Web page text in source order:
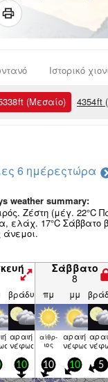
Ιστορικό
ft (Μεσαίο) 4354ft
6 ημέρεςτώρα
weather summary:
Ζέστη (μέγ. 22°C
ελάχ. 17°C Σάββατο
άνεμοι.
Σάββατο
8
βράδυ πμ μμ
αραιή
νέφωση
αίθρ­
ιος
αραιή
νέφωση
10 10 10 5